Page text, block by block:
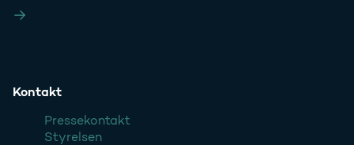
Kontakt
Pressekontakt
Styrelsen